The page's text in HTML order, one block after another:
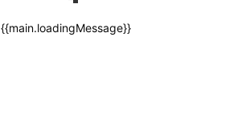
{{main.loadingMessage}}